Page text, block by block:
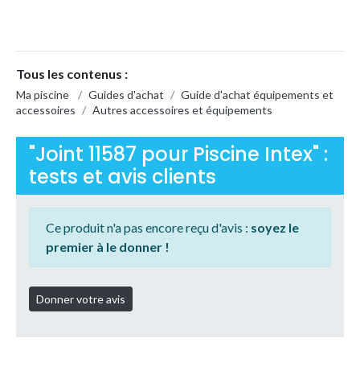
Tous les contenus :
Ma piscine / Guides d'achat / Guide d'achat équipements et
accessoires / Autres accessoires et équipements
"Joint 11587 pour Piscine Intex" :
tests et avis clients
Ce produit n'a pas encore reçu d'avis : soyez le
premier à le donner !